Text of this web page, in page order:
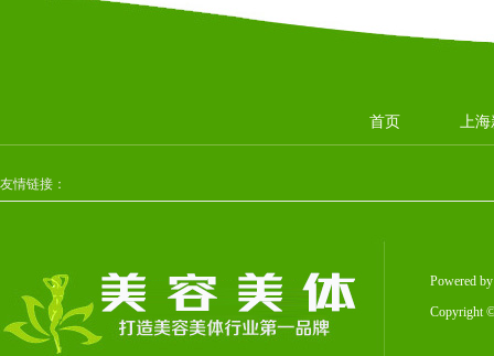
首页 上海
友情链接：
Powered
Copyright